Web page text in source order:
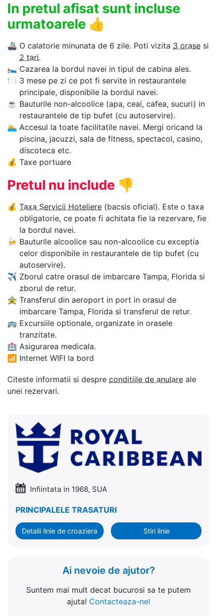
In pretul afisat sunt incluse
urmatoarele 👍
🚢 O calatorie minunata de 6 zile. Poti vizita 3 orase si
2 tari.
🛌 Cazarea la bordul navei in tipul de cabina ales.
🍽 3 mese pe zi ce pot fi servite in restaurantele
principale, disponibile la bordul navei.
☕ Bauturile non-alcoolice (apa, ceai, cafea, sucuri) in
restaurantele de tip bufet (cu autoservire).
🏊‍ Accesul la toate facilitatile navei. Mergi oricand la
piscina, jacuzzi, sala de fitness, spectacol, casino,
discoteca etc.
💰 Taxe portuare
Pretul nu include 👎
💰 Taxa Servicii Hoteliere (bacsis oficial). Este o taxa
obligatorie, ce poate fi achitata fie la rezervare, fie
la bordul navei.
🍻 Bauturile alcoolice sau non-alcoolice cu exceptia
celor disponibile in restaurantele de tip bufet (cu
autoservire).
✈ Zborul catre orasul de imbarcare Tampa, Florida si
zborul de retur.
🚖 Transferul din aeroport in port in orasul de
imbarcare Tampa, Florida si transferul de retur.
🚌 Excursiile optionale, organizate in orasele
tranzitate.
🏥 Asigurarea medicala.
📶 Internet WIFI la bord
Citeste informatii si despre conditiile de anulare ale
unei rezervari.
Infiintata in 1968, SUA
PRINCIPALELE TRASATURI
Detalii linie de croaziera Stiri linie
Ai nevoie de ajutor?
Suntem mai mult decat bucurosi sa te putem
ajuta! Contacteaza-ne!